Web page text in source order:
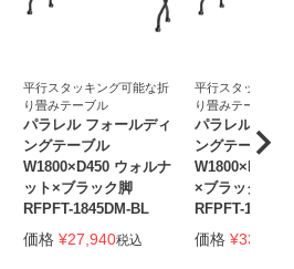
平行スタッキング可能な折
り畳みテーブル
パラレル フォールディ
ングテーブル
W1800×D450 ウォルナ
ット×ブラック脚
RFPFT-1845DM-BL
価格 ¥27,940税込
平行スタッキン
り畳みテーブル
パラレル フォ
ングテーブル
W1800×D450
×ブラック脚
RFPFT-
価格 ¥33,440